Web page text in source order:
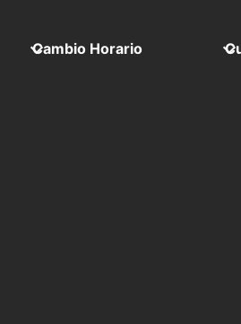
Cambio Horario